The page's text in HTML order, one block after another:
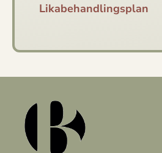
Likabehandlingsplan